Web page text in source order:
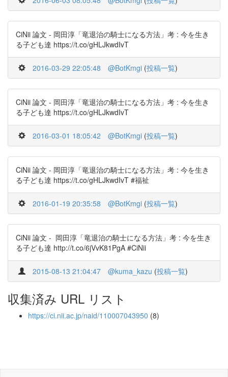
CiNii 論文 - 岡田淳「竜退治の騎士になる方法」考 : 今を生き
る子ども達 https://t.co/gHLJkwdIvT
2016-03-29 22:05:48 @BotKmgi (投稿一覧)
CiNii 論文 - 岡田淳「竜退治の騎士になる方法」考 : 今を生き
る子ども達 https://t.co/gHLJkwdIvT
2016-03-01 18:05:42 @BotKmgi (投稿一覧)
CiNii 論文 - 岡田淳「竜退治の騎士になる方法」考 : 今を生き
る子ども達 https://t.co/gHLJkwdIvT #福祉
2016-01-19 20:35:58 @BotKmgi (投稿一覧)
CiNii 論文 - 岡田淳「竜退治の騎士になる方法」考 : 今を生き
る子ども達 http://t.co/6jVvK81PgA #CiNii
2015-08-13 21:04:47 @kuma_kazu (投稿一覧)
収集済み URL リスト
https://ci.nii.ac.jp/naid/110007043950 (8)